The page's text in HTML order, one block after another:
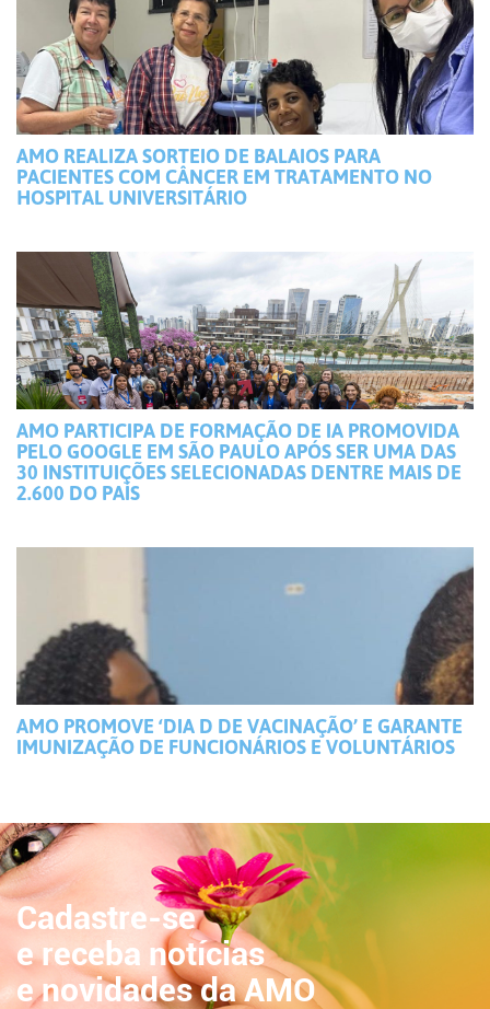
AMO REALIZA SORTEIO DE BALAIOS PARA
PACIENTES COM CÂNCER EM TRATAMENTO NO
HOSPITAL UNIVERSITÁRIO
AMO PARTICIPA DE FORMAÇÃO DE IA PROMOVIDA
PELO GOOGLE EM SÃO PAULO APÓS SER UMA DAS
30 INSTITUIÇÕES SELECIONADAS DENTRE MAIS DE
2.600 DO PAÍS
AMO PROMOVE ‘DIA D DE VACINAÇÃO’ E GARANTE
IMUNIZAÇÃO DE FUNCIONÁRIOS E VOLUNTÁRIOS
Cadastre-se
e receba notícias
e novidades da AMO